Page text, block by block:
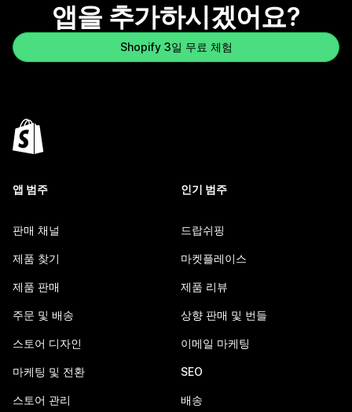
앱을 추가하시겠어요?
Shopify 3일 무료 체험
앱 범주
판매 채널
제품 찾기
제품 판매
주문 및 배송
스토어 디자인
마케팅 및 전환
스토어 관리
인기 범주
드랍쉬핑
마켓플레이스
제품 리뷰
상향 판매 및 번들
이메일 마케팅
SEO
배송